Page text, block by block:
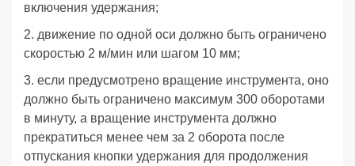
включения удержания;
2. движение по одной оси должно быть ограничено
скоростью 2 м/мин или шагом 10 мм;
3. если предусмотрено вращение инструмента, оно
должно быть ограничено максимум 300 оборотами
в минуту, а вращение инструмента должно
прекратиться менее чем за 2 оборота после
отпускания кнопки удержания для продолжения